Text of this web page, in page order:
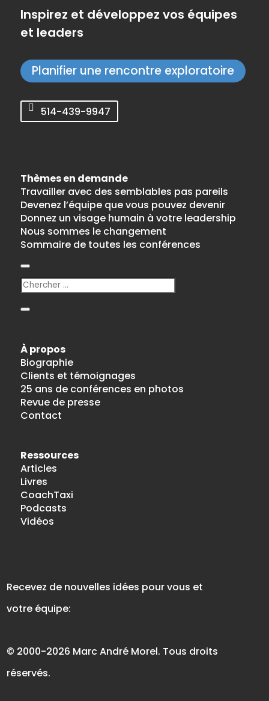
Inspirez et développez vos équipes
et leaders
Planifier une rencontre exploratoire
514-439-9947
Thèmes en demande
Travailler avec des semblables pas pareils
Devenez l’équipe que vous pouvez devenir
Donnez un visage humain à votre leadership
Nous sommes le changement
Sommaire de toutes les conférences
À propos
Biographie
Clients et témoignages
25 ans de conférences en photos
Revue de presse
Contact
Ressources
Articles
Livres
CoachTaxi
Podcasts
Vidéos
Recevez de nouvelles idées pour vous et
votre équipe:
© 2000-2026 Marc André Morel. Tous droits
réservés.